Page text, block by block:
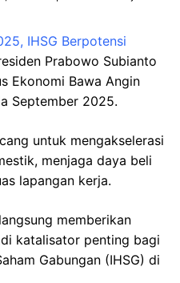
IHSG Berpotensi
Prabowo Subianto
Ekonomi Bawa Angin
September 2025.
untuk mengakselerasi
menjaga daya beli
lapangan kerja.
memberikan
katalisator penting bagi
Gabungan (IHSG) di